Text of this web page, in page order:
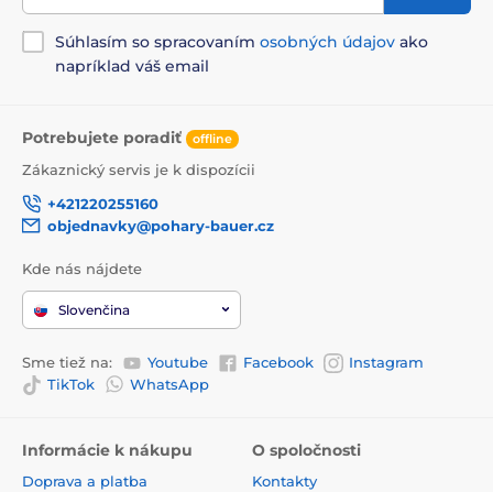
Súhlasím so spracovaním osobných údajov ako
napríklad váš email
Potrebujete poradiť offline
Zákaznický servis je k dispozícii
+421220255160
objednavky@pohary-bauer.cz
Kde nás nájdete
Slovenčina
Sme tiež na: Youtube Facebook
Instagram
TikTok
WhatsApp
Informácie k nákupu
Doprava a platba
O spoločnosti
Kontakty